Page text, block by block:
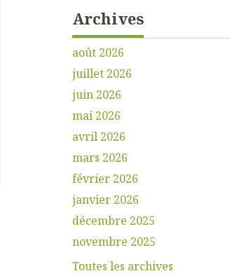
Archives
août 2026
juillet 2026
juin 2026
mai 2026
avril 2026
mars 2026
février 2026
janvier 2026
décembre 2025
novembre 2025
Toutes les archives